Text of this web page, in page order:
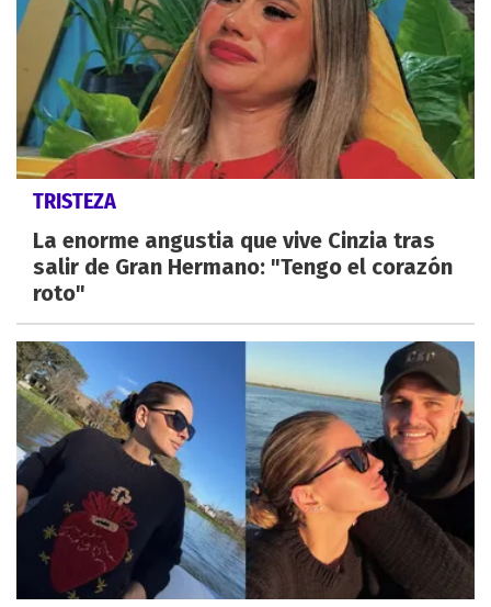
TRISTEZA
La enorme angustia que vive Cinzia tras
salir de Gran Hermano: "Tengo el corazón
roto"